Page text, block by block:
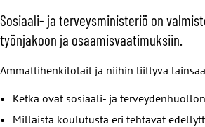
Sosiaali- ja terveysministeriö on
työnjakoon ja osaamisvaatimuksiin.
Ammattihenkilölait ja niihin liittyvä
Ketkä ovat sosiaali- ja
Millaista koulutusta eri tehtävät